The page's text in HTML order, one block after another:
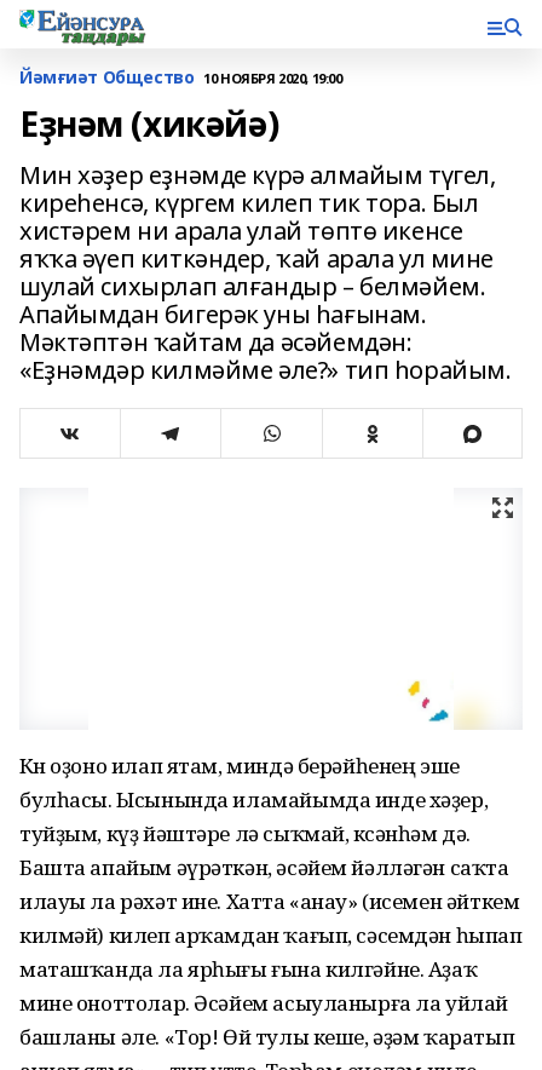
Йәмғиәт Общество 10 НОЯБРЯ 2020, 19:00
Еҙнәм (хикәйә)
Мин хәҙер еҙнәмде күрә алмайым түгел,
киреһенсә, күргем килеп тик тора. Был
хистәрем ни арала улай төптө икенсе
яҡҡа әүеп киткәндер, ҡай арала ул мине
шулай сихырлап алғандыр – белмәйем.
Апайымдан бигерәк уны һағынам.
Мәктәптән ҡайтам да әсәйемдән:
«Еҙнәмдәр килмәйме әле?» тип һорайым.
Көн оҙоно илап ятам, миндә берәйһенең эше
булһасы. Ысынында иламайымда инде хәҙер,
туйҙым, күҙ йәштәре лә сыҡмай, көсәнһәм дә.
Башта апайым әүрәткән, әсәйем йәлләгән саҡта
илауы ла рәхәт ине. Хатта «анау» (исемен әйткем
килмәй) килеп арҡамдан ҡағып, сәсемдән һыпап
маташҡанда ла ярһығы ғына килгәйне. Аҙаҡ
мине оноттолар. Әсәйем асыуланырға ла уйлай
башланы әле. «Тор! Өй тулы кеше, әҙәм ҡаратып